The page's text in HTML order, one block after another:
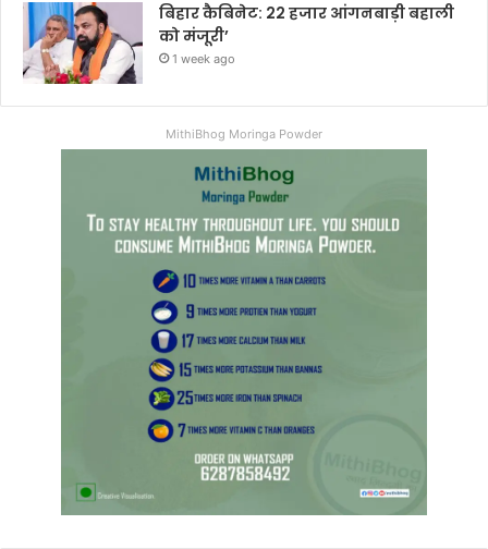
बिहार कैबिनेट: 22 हजार आंगनबाड़ी बहाली
को मंजूरी’
1 week ago
MithiBhog Moringa Powder